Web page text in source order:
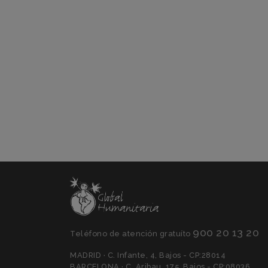
Teléfono de atención gratuíto 900 20 13 20
MADRID · C. Infante, 4, Bajos - CP:28014